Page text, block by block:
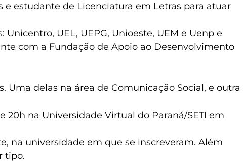
e estudante de Licenciatura em Letras para atuar
UEL, UEPG, Unioeste, UEM e Uenp e
com a Fundação de Apoio ao Desenvolvimento
Uma delas na área de Comunicação Social, e outra
20h na Universidade Virtual do Paraná/SETI em
na universidade em que se inscreveram. Além
tipo.